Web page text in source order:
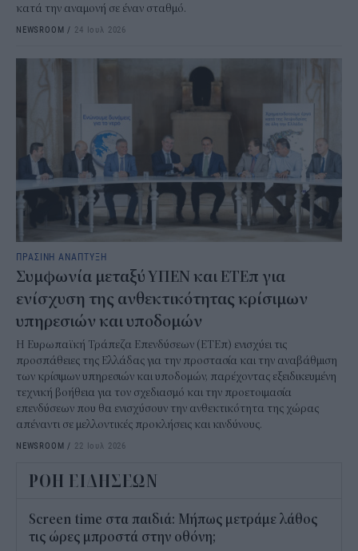
κατά την αναμονή σε έναν σταθμό.
NEWSROOM / 24 Ιουλ 2026
ΠΡΑΣΙΝΗ ΑΝΑΠΤΥΞΗ
Συμφωνία μεταξύ ΥΠΕΝ και ΕΤΕπ για
ενίσχυση της ανθεκτικότητας κρίσιμων
υπηρεσιών και υποδομών
Η Ευρωπαϊκή Τράπεζα Επενδύσεων (ΕΤΕπ) ενισχύει τις
προσπάθειες της Ελλάδας για την προστασία και την αναβάθμιση
των κρίσιμων υπηρεσιών και υποδομών, παρέχοντας εξειδικευμένη
τεχνική βοήθεια για τον σχεδιασμό και την προετοιμασία
επενδύσεων που θα ενισχύσουν την ανθεκτικότητα της χώρας
απέναντι σε μελλοντικές προκλήσεις και κινδύνους.
NEWSROOM / 22 Ιουλ 2026
ΡΟΗ ΕΙΔΗΣΕΩΝ
Screen time στα παιδιά: Μήπως μετράμε λάθος
τις ώρες μπροστά στην οθόνη;